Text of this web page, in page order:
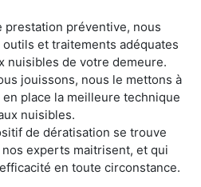
prestation préventive, nous
et traitements adéquates
nuisibles de votre demeure.
jouissons, nous le mettons à
place la meilleure technique
nuisibles.
de dératisation se trouve
experts maitrisent, et qui
en toute circonstance.